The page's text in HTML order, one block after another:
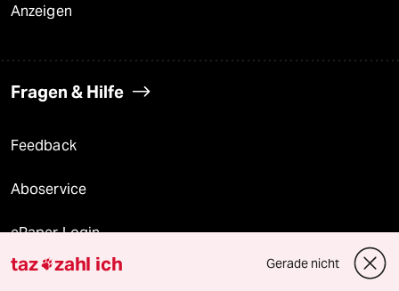
Anzeigen
Fragen & Hilfe
Feedback
Aboservice
ePaper Login
Downloads für Abonnierende
taz zahl ich Gerade nicht